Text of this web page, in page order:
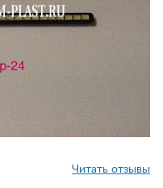
Читать отзывы